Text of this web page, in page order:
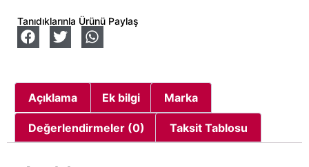
Tanıdıklarınla Ürünü Paylaş
Açıklama Ek bilgi Marka
Değerlendirmeler (0) Taksit Tablosu